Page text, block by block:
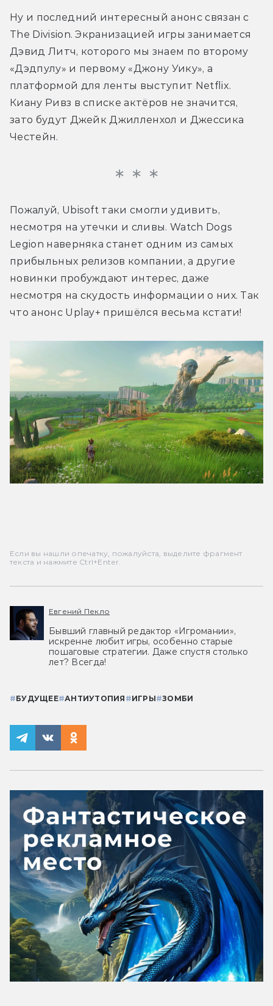
Ну и последний интересный анонс связан с
The Division. Экранизацией игры занимается
Дэвид Литч, которого мы знаем по второму
«Дэдпулу» и первому «Джону Уику», а
платформой для ленты выступит Netflix.
Киану Ривз в списке актёров не значится,
зато будут Джейк Джилленхол и Джессика
Честейн.
Пожалуй, Ubisoft таки смогли удивить,
несмотря на утечки и сливы. Watch Dogs
Legion наверняка станет одним из самых
прибыльных релизов компании, а другие
новинки пробуждают интерес, даже
несмотря на скудость информации о них. Так
что анонс Uplay+ пришёлся весьма кстати!
Если вы нашли опечатку, пожалуйста, выделите фрагмент
текста и нажмите Ctrl+Enter.
Евгений Пекло
Бывший главный редактор «Игромании»,
искренне любит игры, особенно старые
пошаговые стратегии. Даже спустя столько
лет? Всегда!
#БУДУЩЕЕ#АНТИУТОПИЯ #ИГРЫ#ЗОМБИ